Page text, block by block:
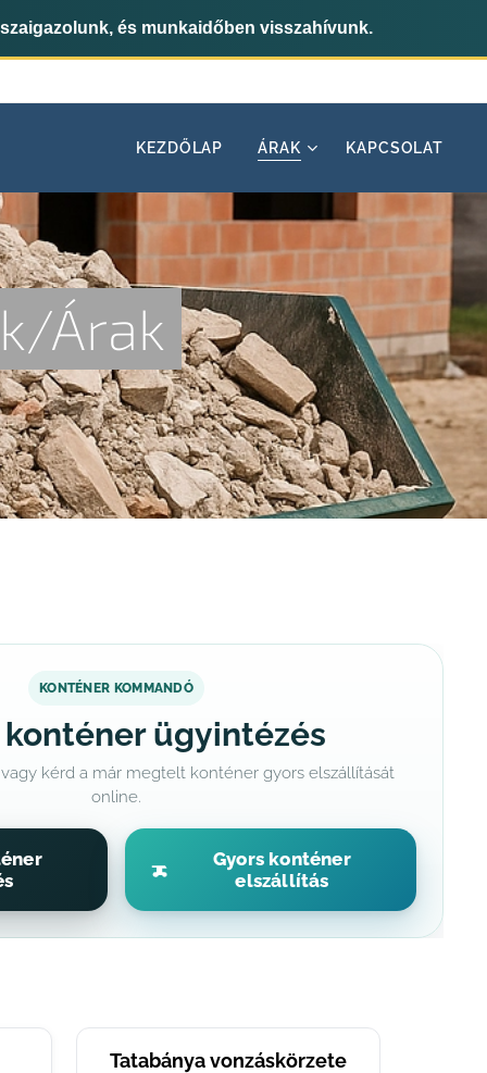
és munkaidőben visszahívunk.
KEZDŐLAP ÁRAK KAPCSOLAT
Árak
KONTÉNER KOMMANDÓ
konténer ügyintézés
kérd a már megtelt konténer gyors elszállítását
online.
Gyors konténer
elszállítás
Tatabánya vonzáskörzete